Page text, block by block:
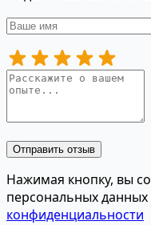
Отправить отзыв
Нажимая кнопку, вы
персональных данных
конфиденциальности